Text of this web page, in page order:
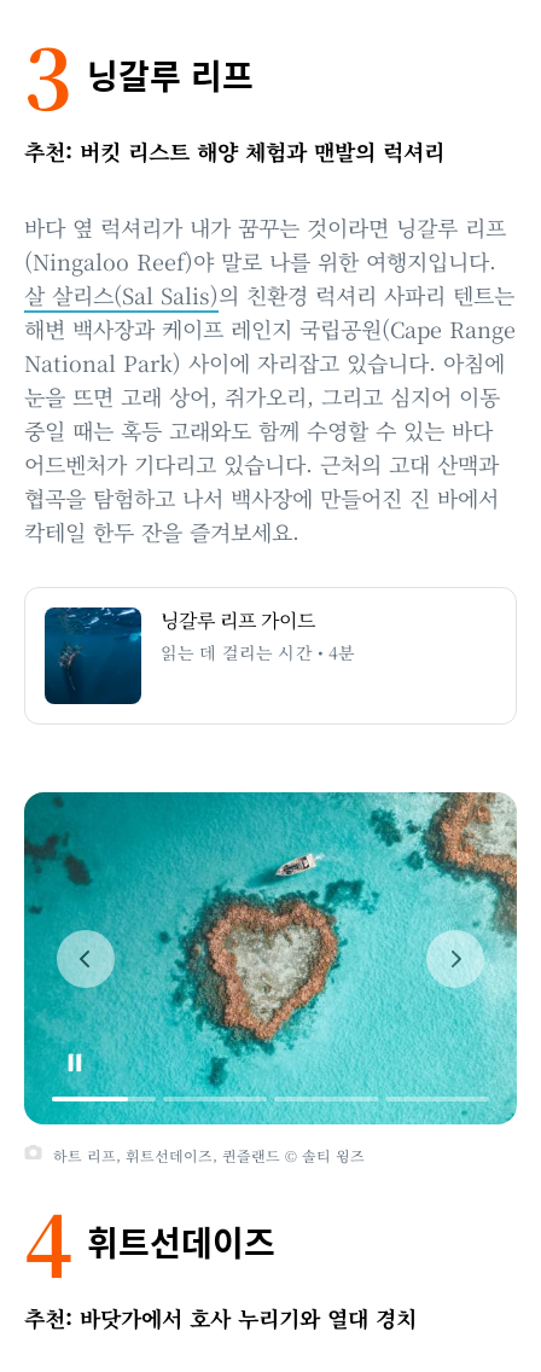
3 닝갈루 리프
추천: 버킷 리스트 해양 체험과 맨발의 럭셔리
바다 옆 럭셔리가 내가 꿈꾸는 것이라면 닝갈루 리프
(Ningaloo Reef)야 말로 나를 위한 여행지입니다.
살 살리스(Sal Salis)의 친환경 럭셔리 사파리 텐트는
해변 백사장과 케이프 레인지 국립공원(Cape Range
National Park) 사이에 자리잡고 있습니다. 아침에
눈을 뜨면 고래 상어, 쥐가오리, 그리고 심지어 이동
중일 때는 혹등 고래와도 함께 수영할 수 있는 바다
어드벤처가 기다리고 있습니다. 근처의 고대 산맥과
협곡을 탐험하고 나서 백사장에 만들어진 진 바에서
칵테일 한두 잔을 즐겨보세요.
닝갈루 리프 가이드
읽는 데 걸리는 시간 • 4분
하트 리프, 휘트선데이즈, 퀸즐랜드 © 솔티 윙즈
4 휘트선데이즈
추천: 바닷가에서 호사 누리기와 열대 경치